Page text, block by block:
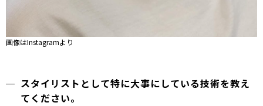
画像はInstagramより
スタイリストとして特に大事にしている技術を教え
てください。